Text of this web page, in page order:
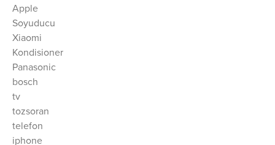
Apple
Soyuducu
Xiaomi
Kondisioner
Panasonic
bosch
tv
tozsoran
telefon
iphone